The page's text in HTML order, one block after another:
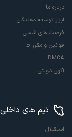
درباره ما
ابزار توسعه دهندگان
فرصت های شغلی
قوانین و مقررات
DMCA
آگهی دولتی
تیم های داخلی
استقلال